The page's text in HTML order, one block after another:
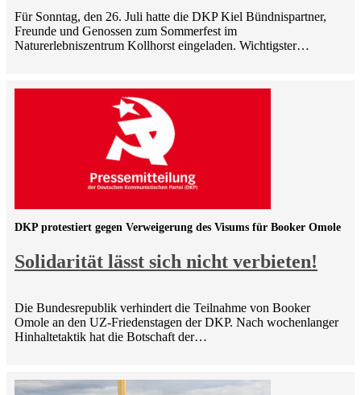
Für Sonntag, den 26. Juli hatte die DKP Kiel Bündnispartner,
Freunde und Genossen zum Sommerfest im
Naturerlebniszentrum Kollhorst eingeladen. Wichtigster…
Solidarität lässt sich nicht verbieten!
DKP protestiert gegen Verweigerung des Visums für Booker Omole
Die Bundesrepublik verhindert die Teilnahme von Booker
Omole an den UZ-Friedenstagen der DKP. Nach wochenlanger
Hinhaltetaktik hat die Botschaft der…